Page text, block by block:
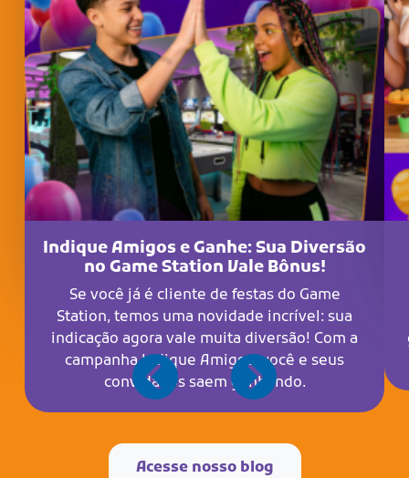
Indique Amigos e Ganhe: Sua Diversão
no Game Station Vale Bônus!
Se você já é cliente de festas do Game
Station, temos uma novidade incrível: sua
indicação agora vale muita diversão! Com a
campanha Indique Amigos, você e seus
convidados saem ganhando.
Acesse nosso blog